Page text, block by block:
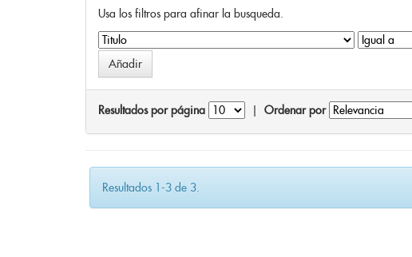
Usa los filtros para afinar la busqueda.
Resultados por página Ordenar por
Resultados 1-3 de 3.